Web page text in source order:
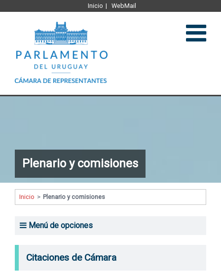
Inicio WebMail
Plenario y comisiones
Plenario y comisiones
Inicio > Plenario y comisiones
Menú de opciones
Citaciones de Cámara